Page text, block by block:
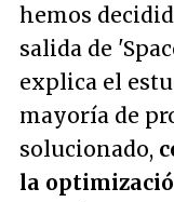
hemos
salida de
explica el
mayoría de
solucionado,
la